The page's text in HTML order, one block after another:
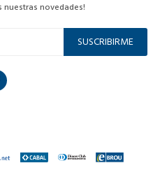
nuestras novedades!
SUSCRIBIRME